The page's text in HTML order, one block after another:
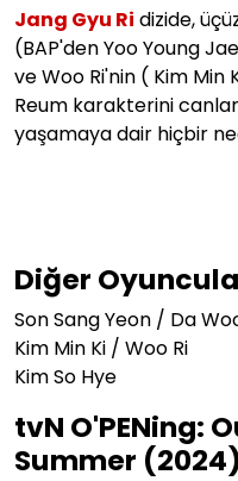
Jang Gyu Ri dizide,
(BAP'denYoo Young Jae
ve Woo Ri'nin ( Kim Min
Reum karakterini
yaşamaya dair hiçbir
Diğer
Son Sang Yeon / Da
Kim Min Ki / Woo Ri
Kim So Hye
tvN O'PENing:
Summer